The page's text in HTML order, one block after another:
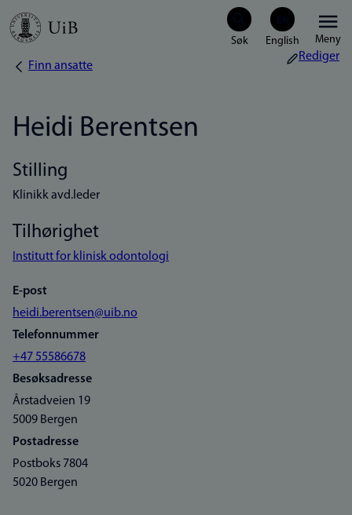
Hopp
Meny
Navigasjonssti
Finn ansatte
Rediger
Heidi Berentsen
Stilling
Klinikk avd.leder
Tilhørighet
Institutt for klinisk odontologi
E-post
heidi.berentsen@uib.no
Telefonnummer
+47 55586678
Besøksadresse
Årstadveien 19
5009 Bergen
Postadresse
Postboks 7804
5020 Bergen